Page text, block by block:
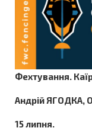
Фехтування.
Андрій ЯГОДКА,
15 липня.